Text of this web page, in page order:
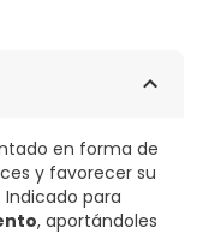
en forma de
y favorecer su
para
, aportándoles